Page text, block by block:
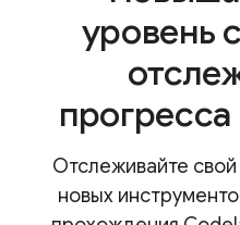
уровень
Отслеживайте
новых